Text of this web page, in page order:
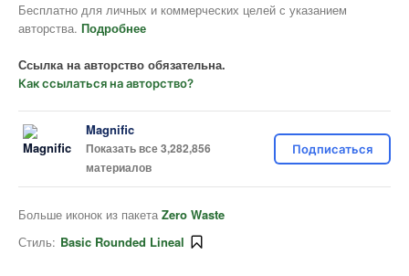
Бесплатно для личных и коммерческих целей с указанием
авторства. Подробнее
Ссылка на авторство обязательна.
Как ссылаться на авторство?
Magnific
Показать все 3,282,856
материалов
Подписаться
Больше иконок из пакета Zero Waste
Стиль: Basic Rounded Lineal